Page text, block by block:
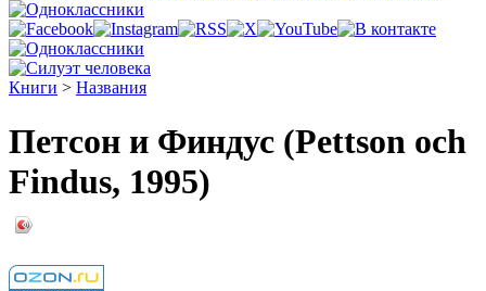
Книги > Названия
Петсон и Финдус (Pettson och
Findus, 1995)